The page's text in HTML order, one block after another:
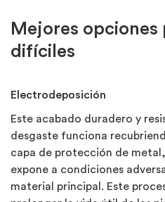
Mejores opciones
difíciles
Electrodeposición
Este acabado duradero y
desgaste funciona
capa de protección de
expone a condiciones
material principal. Este